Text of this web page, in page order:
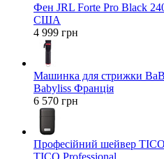
Фен JRL Forte Pro Black
США
4 999 грн
Машинка для стрижки
Babyliss Франція
6 570 грн
Професійний шейвер
TICO Professional